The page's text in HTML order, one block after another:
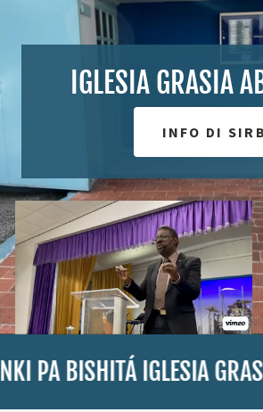
IGLESIA GRASIA
INFO DI
IGLESIA GRASIA